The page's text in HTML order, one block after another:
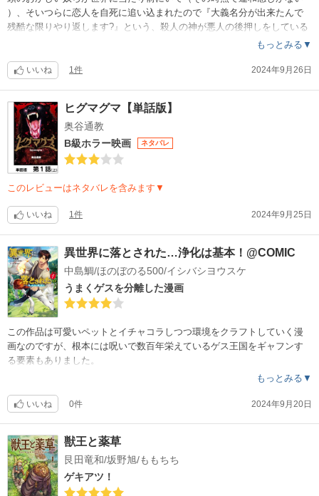
）、そいつらに恋人を自死に追い込まれたので『大義名分が出来たんで
残酷な限りやり返します?』という、殺人の神が悪人の後押しをしている
（敵味方見境なく）異世界みたいな世界観がエンタメとしてどうしても
世界観が現実世界とかけ離れているので心もザワつかないし、殺人する
もっとみる▼
いいね 1件 2024年9月26日
ヒグマグマ【単話版】
奥谷通教
B級ホラー映画
ネタバレ
このレビューはネタバレを含みます▼
いいね 1件 2024年9月25日
異世界に落とされた…浄化は基本！@COMIC
中島鯛/ほのぼのる500/イシバシヨウスケ
うまくゲスを分離した漫画
この作品は可愛いペットとイチャコラしつつ環境をクラフトしていく漫
画なのですが、根本には呪いで数百年栄えているゲス王国をギャフンす
る要素もありました。
漫画に登場するゲスは『近くに長い間いるとウザくて見る気が失せるが
ます。
周りを解呪しまくって、その呪い返し（3倍？）を遠くにいるゲス王国が
喰らって、王国がメチャクチャになるシナリオは、ゲスのいいとこ取り
で上手いなと思いました?
（数百人？数千人？の命を犠牲にしてかけた呪いが、異世界に転生した
もっとみる▼
いいね 0件 2024年9月20日
獣王と薬草
艮田竜和/坂野旭/ももちち
ゲキアツ！